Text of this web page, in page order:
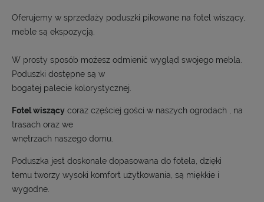
Oferujemy w sprzedaży poduszki pikowane na fotel wiszący,
meble są ekspozycją.
W prosty sposób możesz odmienić wygląd swojego mebla.
Poduszki dostępne są w
bogatej palecie kolorystycznej.
Fotel wiszący coraz częściej gości w naszych ogrodach , na
trasach oraz we
wnętrzach naszego domu.
Poduszka jest doskonale dopasowana do fotela, dzięki
temu tworzy wysoki komfort użytkowania, są miękkie i
wygodne.